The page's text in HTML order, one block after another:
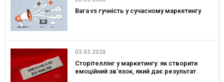
Вага vs гучність у сучасному маркетингу
03.03.2026
Сторітеллінг у маркетингу: як створити
емоційний зв’язок, який дає результат